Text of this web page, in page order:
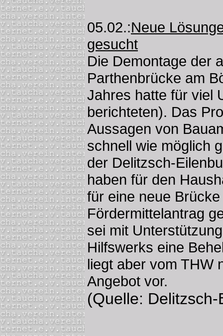
05.02.:Neue
gesucht
Die Demontage der
Parthenbrücke am
Jahres hatte für viel
berichteten). Das
Aussagen von
schnell wie möglich
der Delitzsch-
haben für den
für eine neue
Fördermittelantrag
sei mit
Hilfswerks eine
liegt aber vom THW
Angebot vor.
(Quelle: